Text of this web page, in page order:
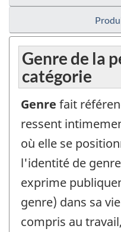
Genre de la
catégorie
Genre fait
ressent
où elle se
l'identité de
exprime
genre) dans sa
compris au